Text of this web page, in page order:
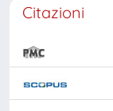
Citazioni